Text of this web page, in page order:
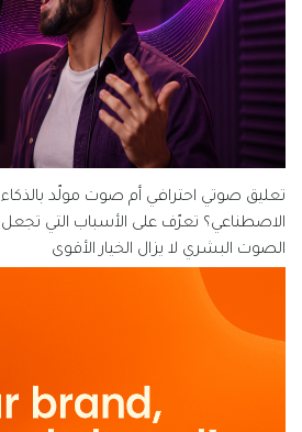
تعليق صوتي احترافي أم صوت مولّد بالذكاء
الاصطناعي؟ تعرّف على الأسباب التي تجعل
الصوت البشري لا يزال الخيار الأقوى
للعلامات التجارية الناطقة بالعربية، ولماذا
تتبنى قيمة فويس شعار "الصوت الذي
يفهم العربية".